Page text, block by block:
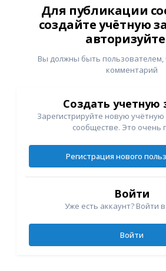
Для публикации
создайте учётную
Вы должны быть пользователем,
комментарий
Создать учетную
Зарегистрируйте новую
сообществе. Это очень
Регистрация нового
Войти
Уже есть аккаунт? Войти
Войти